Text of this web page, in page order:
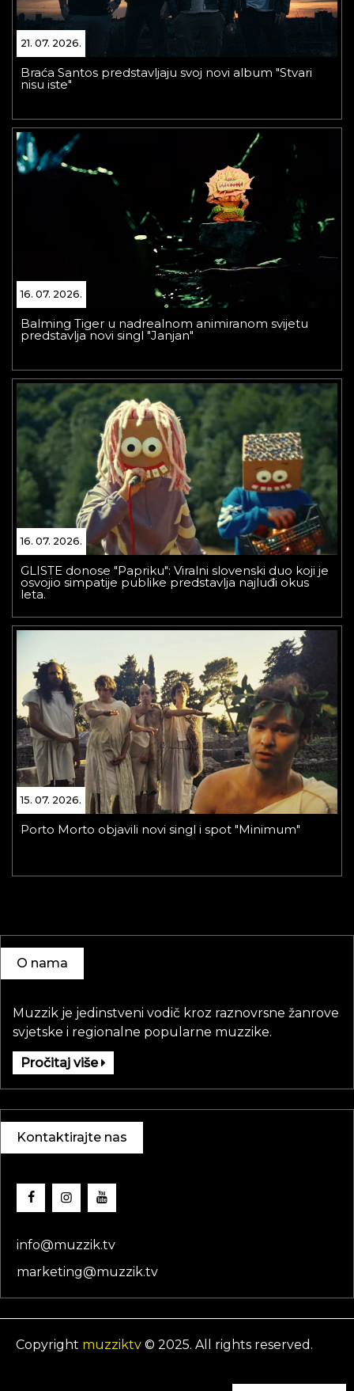
21. 07. 2026.
Braća Santos predstavljaju svoj novi album "Stvari
nisu iste"
16. 07. 2026.
Balming Tiger u nadrealnom animiranom svijetu
predstavlja novi singl "Janjan"
16. 07. 2026.
GLISTE donose "Papriku": Viralni slovenski duo koji je
osvojio simpatije publike predstavlja najluđi okus
leta.
15. 07. 2026.
Porto Morto objavili novi singl i spot "Minimum"
O nama
Muzzik je jedinstveni vodič kroz raznovrsne žanrove
svjetske i regionalne popularne muzzike.
Pročitaj više
Kontaktirajte nas
info@muzzik.tv
marketing@muzzik.tv
Copyright muzziktv © 2025. All rights reserved.